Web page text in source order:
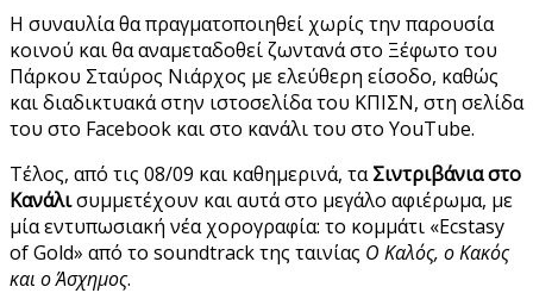
Η συναυλία θα πραγματοποιηθεί χωρίς την παρουσία
κοινού και θα αναμεταδοθεί ζωντανά στο Ξέφωτο του
Πάρκου Σταύρος Νιάρχος με ελεύθερη είσοδο, καθώς
και διαδικτυακά στην ιστοσελίδα του ΚΠΙΣΝ, στη σελίδα
του στο Facebook και στο κανάλι του στο YouTube.
Τέλος, από τις 08/09 και καθημερινά, ταΣιντριβάνια στο
Κανάλισυμμετέχουν και αυτά στο μεγάλο αφιέρωμα, με
μία εντυπωσιακή νέα χορογραφία: το κομμάτι «Ecstasy
of Gold» από το soundtrack της ταινίας Ο Καλός, ο Κακός
και ο Άσχημος.